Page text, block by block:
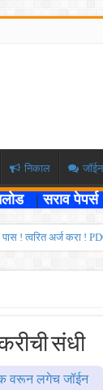
निकाल
|सराव पेपर्स
पास ! त्वरित अर्ज करा !
Bharti 2026
2026
Admission 2026
संधी
वरून लगेच जॉईन